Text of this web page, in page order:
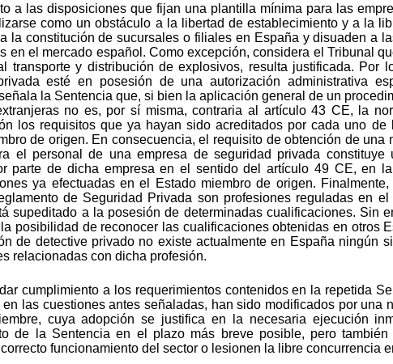
a las disposiciones que fijan una plantilla mínima para las
como un obstáculo a la libertad de establecimiento y a la
la constitución de sucursales o filiales en España y disuaden a
en el mercado español. Como excepción, considera el Tribunal
transporte y distribución de explosivos, resulta justificada.
esté en posesión de una autorización administrativa
la Sentencia que, si bien la aplicación general de un
no es, por sí misma, contraria al artículo 43 CE, la
los requisitos que ya hayan sido acreditados por cada uno
de origen. En consecuencia, el requisito de obtención de
el personal de una empresa de seguridad privada
parte de dicha empresa en el sentido del artículo 49 CE, en
ya efectuadas en el Estado miembro de origen.
de Seguridad Privada son profesiones reguladas en
supeditado a la posesión de determinadas cualificaciones. Sin
posibilidad de reconocer las cualificaciones obtenidas en otros
de detective privado no existe actualmente en España ningún
relacionadas con dicha profesión.
cumplimiento a los requerimientos contenidos en la repetida
las cuestiones antes señaladas, han sido modificados por una
cuya adopción se justifica en la necesaria ejecución
de la Sentencia en el plazo más breve posible, pero
funcionamiento del sector o lesionen la libre concurrencia